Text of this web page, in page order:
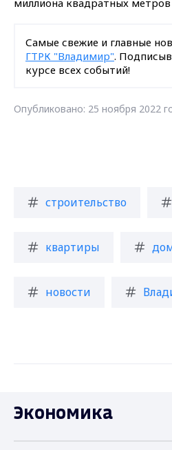
Самые свежие и главные
ГТРК "Владимир".
курсе всех событий!
Опубликовано: 25 ноября 2022
строительство
квартиры
новости
Экономика